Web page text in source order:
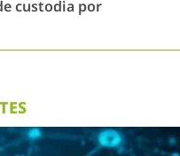
custodia por